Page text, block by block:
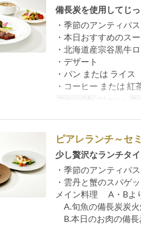
備長炭を使用してじ
・季節のアンティパス
・本日おすすめのス
・北海道産宗谷黒牛
・デザート
・パン または ライス
・コーヒー または 紅
Date valide 01 mar ~
ピアレランチ～セ
少し贅沢なランチタ
・季節のアンティパス
・雲丹と蟹のスパゲ
メイン料理 A・Bよ
A.旬魚の備長炭炭
B.本日のお肉の備長